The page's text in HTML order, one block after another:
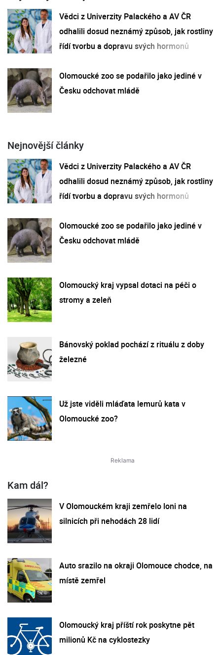
Vědci z Univerzity Palackého a AV ČR
odhalili dosud neznámý způsob, jak rostliny
řídí tvorbu a dopravu svých hormonů
Olomoucké zoo se podařilo jako jediné v
Česku odchovat mládě
Nejnovější články
Vědci z Univerzity Palackého a AV ČR
odhalili dosud neznámý způsob, jak rostliny
řídí tvorbu a dopravu svých hormonů
Olomoucké zoo se podařilo jako jediné v
Česku odchovat mládě
Olomoucký kraj vypsal dotaci na péči o
stromy a zeleň
Bánovský poklad pochází z rituálu z doby
železné
Už jste viděli mláďata lemurů kata v
Olomoucké zoo?
Kam dál?
V Olomouckém kraji zemřelo loni na
silnicích při nehodách 28 lidí
Auto srazilo na okraji Olomouce chodce, na
místě zemřel
Olomoucký kraj příští rok poskytne pět
milionů Kč na cyklostezky